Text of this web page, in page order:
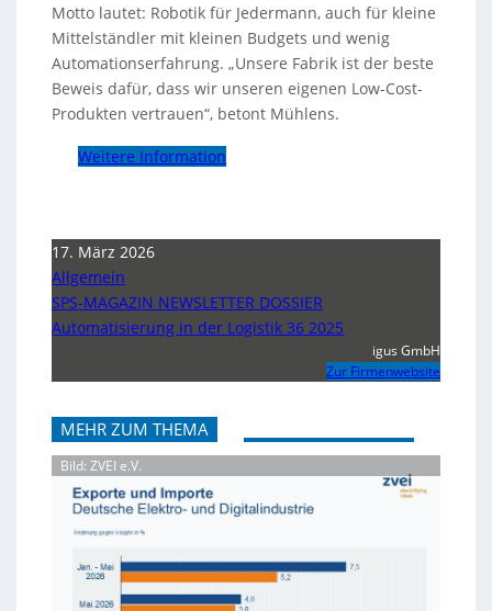
Motto lautet: Robotik für Jedermann, auch für kleine
Mittelständler mit kleinen Budgets und wenig
Automationserfahrung. „Unsere Fabrik ist der beste
Beweis dafür, dass wir unseren eigenen Low-Cost-
Produkten vertrauen“, betont Mühlens.
Weitere Information
17. März 2026
Allgemein
SPS-MAGAZIN NEWSLETTER DOSSIER
Automatisierung in der Logistik 36 2025
igus GmbH
Zur Firmenwebsite
MEHR ZUM THEMA
Bild: ZVEI e.V.